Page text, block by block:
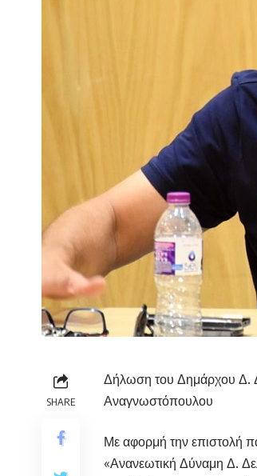
SHARE
Δήλωση του Δημάρχου Δ.
Αναγνωστόπουλου
Με αφορμή την επιστολή
«Ανανεωτική Δύναμη Δ.